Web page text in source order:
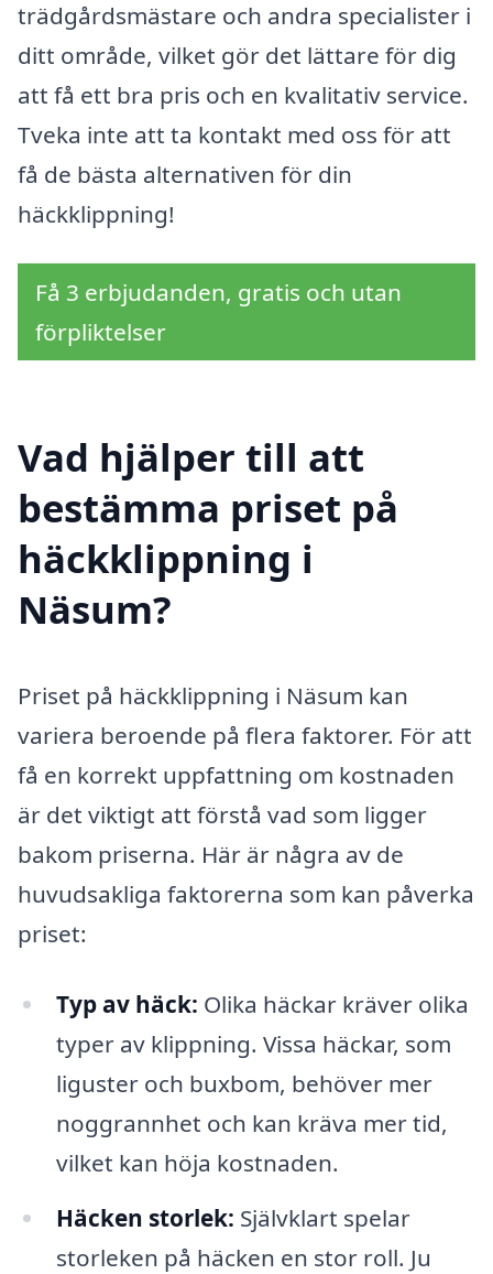
trädgårdsmästare och andra specialister i
ditt område, vilket gör det lättare för dig
att få ett bra pris och en kvalitativ service.
Tveka inte att ta kontakt med oss för att
få de bästa alternativen för din
häckklippning!
Få 3 erbjudanden, gratis och utan
förpliktelser
Vad hjälper till att
bestämma priset på
häckklippning i
Näsum?
Priset på häckklippning i Näsum kan
variera beroende på flera faktorer. För att
få en korrekt uppfattning om kostnaden
är det viktigt att förstå vad som ligger
bakom priserna. Här är några av de
huvudsakliga faktorerna som kan påverka
priset:
Typ av häck: Olika häckar kräver olika
typer av klippning. Vissa häckar, som
liguster och buxbom, behöver mer
noggrannhet och kan kräva mer tid,
vilket kan höja kostnaden.
Häcken storlek: Självklart spelar
storleken på häcken en stor roll. Ju